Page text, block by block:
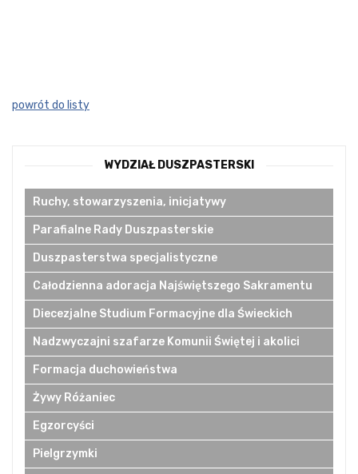
powrót do listy
WYDZIAŁ DUSZPASTERSKI
Ruchy, stowarzyszenia, inicjatywy
Parafialne Rady Duszpasterskie
Duszpasterstwa specjalistyczne
Całodzienna adoracja Najświętszego Sakramentu
Diecezjalne Studium Formacyjne dla Świeckich
Nadzwyczajni szafarze Komunii Świętej i akolici
Formacja duchowieństwa
Żywy Różaniec
Egzorcyści
Pielgrzymki